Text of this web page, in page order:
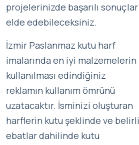
projelerinizde başarılı sonuçlar
elde edebileceksiniz.
İzmir Paslanmaz kutu harf
imalarında en iyi malzemelerin
kullanılması edindiğiniz
reklamın kullanım ömrünü
uzatacaktır. İsminizi oluşturan
harflerin kutu şeklinde ve belirli
ebatlar dahilinde kutu